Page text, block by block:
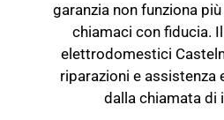
garanzia non funziona
chiamaci con fiducia.
elettrodomestici
riparazioni e assistenza
dalla chiamata di